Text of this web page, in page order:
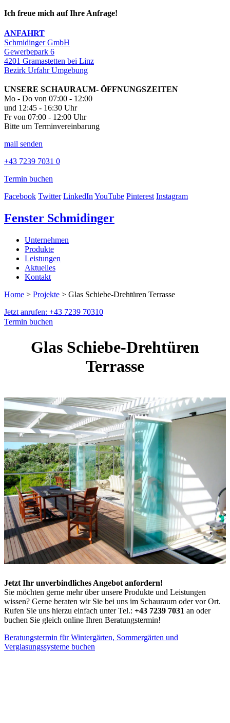
Ich freue mich auf Ihre Anfrage!
ANFAHRT
Schmidinger GmbH
Gewerbepark 6
4201 Gramastetten bei Linz
Bezirk Urfahr Umgebung
UNSERE SCHAURAUM- ÖFFNUNGSZEITEN
Mo - Do von 07:00 - 12:00
und 12:45 - 16:30 Uhr
Fr von 07:00 - 12:00 Uhr
Bitte um Terminvereinbarung
mail senden
+43 7239 7031 0
Termin buchen
Facebook Twitter LinkedInYouTube Pinterest Instagram
Fenster Schmidinger
Unternehmen
Produkte
Leistungen
Aktuelles
Kontakt
Home > Projekte > Glas Schiebe-Drehtüren Terrasse
Jetzt anrufen: +43 7239 70310
Termin buchen
Glas Schiebe-Drehtüren
Terrasse
Jetzt Ihr unverbindliches Angebot anfordern!
Sie möchten gerne mehr über unsere Produkte und Leistungen
wissen? Gerne beraten wir Sie bei uns im Schauraum oder vor Ort.
Rufen Sie uns hierzu einfach unter Tel.: +43 7239 7031 an oder
buchen Sie gleich online Ihren Beratungstermin!
Beratungstermin für Wintergärten, Sommergärten und
Verglasungssysteme buchen